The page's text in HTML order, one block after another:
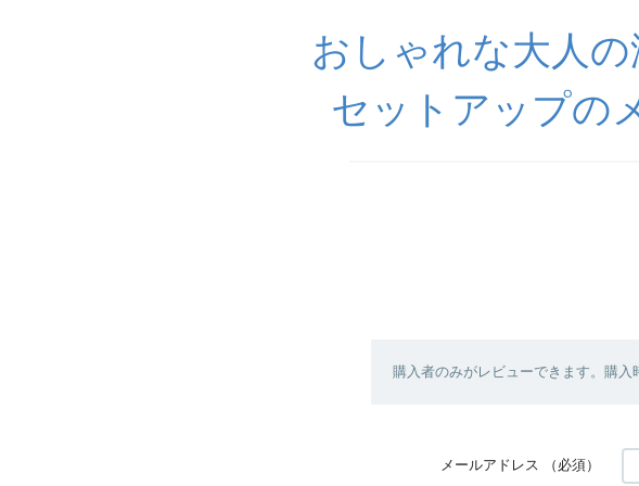
おしゃれな大人
セットアップの
購入者のみがレビューできます。購入
メールアドレス （必須）